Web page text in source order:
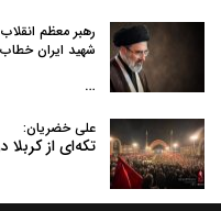
رهبر معظم
شهید ایران
…
علی خضریان:
تکه‌ای از کربلا